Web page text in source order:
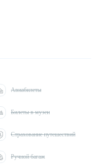
Авиабилеты
Билеты в музеи
Страхование путешествий
Ручной багаж